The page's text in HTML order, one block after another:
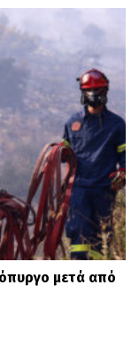
μετά από